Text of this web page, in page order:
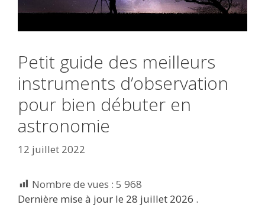
Petit guide des meilleurs
instruments d’observation
pour bien débuter en
astronomie
12 juillet 2022
Nombre de vues : 5 968
Dernière mise à jour le 28 juillet 2026 .